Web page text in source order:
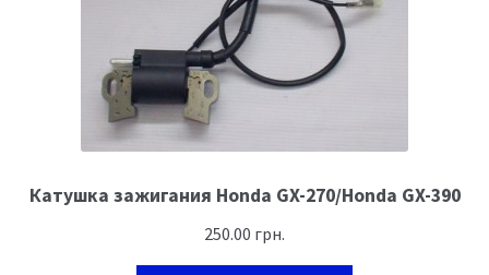
Катушка зажигания Honda GX-270/Honda GX-390
250.00 грн.